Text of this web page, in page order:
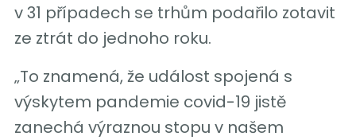
v 31 případech se trhům podařilo zotavit
ze ztrát do jednoho roku.
„To znamená, že událost spojená s
výskytem pandemie covid-19 jistě
zanechá výraznou stopu v našem